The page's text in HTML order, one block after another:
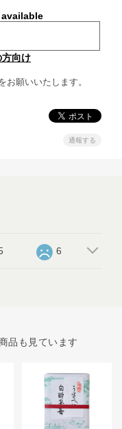
方向け
通報する
6
品も見ています